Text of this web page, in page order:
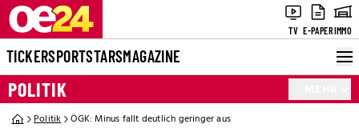
TV E-PAPERIMMO
TICKERSPORTSTARSMAGAZINE
POLITIK
Politik ÖGK: Minus fallt deutlich geringer aus